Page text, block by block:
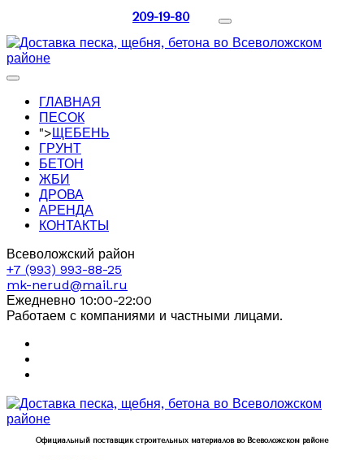
209-19-80
ГЛАВНАЯ
ПЕСОК
">ЩЕБЕНЬ
ГРУНТ
БЕТОН
ЖБИ
ДРОВА
АРЕНДА
КОНТАКТЫ
Всеволожский район
+7 (993) 993-88-25
mk-nerud@mail.ru
Ежедневно 10:00-22:00
Работаем с компаниями и частными лицами.
Официальный поставщик строительных материалов во Всеволожском районе